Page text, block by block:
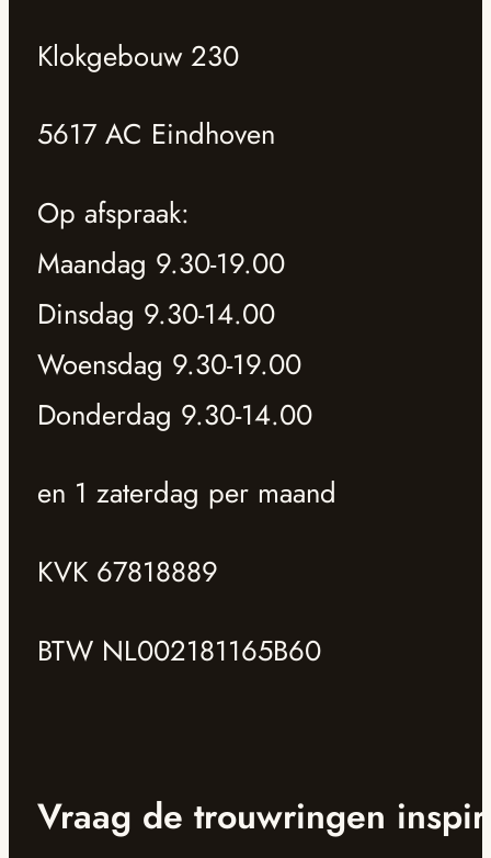
Klokgebouw 230
5617 AC Eindhoven
Op afspraak:
Maandag 9.30-19.00
Dinsdag 9.30-14.00
Woensdag 9.30-19.00
Donderdag 9.30-14.00
en 1 zaterdag per maand
KVK 67818889
BTW NL002181165B60
Vraag de trouwringen